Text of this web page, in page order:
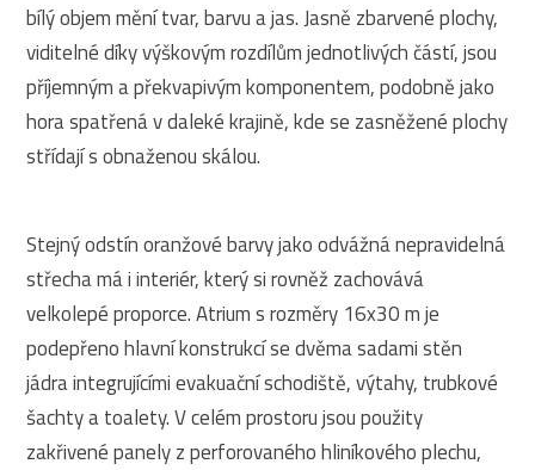
bílý objem mění tvar, barvu a jas. Jasně zbarvené plochy,
viditelné díky výškovým rozdílům jednotlivých částí, jsou
příjemným a překvapivým komponentem, podobně jako
hora spatřená v daleké krajině, kde se zasněžené plochy
střídají s obnaženou skálou.
Stejný odstín oranžové barvy jako odvážná nepravidelná
střecha má i interiér, který si rovněž zachovává
velkolepé proporce. Atrium s rozměry 16x30 m je
podepřeno hlavní konstrukcí se dvěma sadami stěn
jádra integrujícími evakuační schodiště, výtahy, trubkové
šachty a toalety. V celém prostoru jsou použity
zakřivené panely z perforovaného hliníkového plechu,